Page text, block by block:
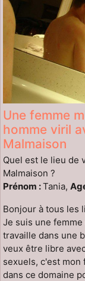
Une femme
homme viril
Malmaison
Quel est le lieu de
Malmaison ?
Prénom :Tania,
Bonjour à tous les
Je suis une
travaille dans une
veux être libre
sexuels, c'est mon
dans ce domaine